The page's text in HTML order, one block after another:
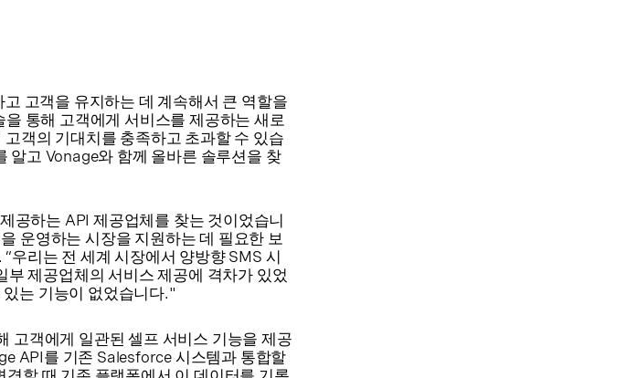
고객을 유지하는 데 계속해서 큰 역할을
통해 고객에게 서비스를 제공하는 새로
객의 기대치를 충족하고 초과할 수 있습
알고 Vonage와 함께 올바른 솔루션을 찾
공하는 API 제공업체를 찾는 것이었습니
운영하는 시장을 지원하는 데 필요한 보
우리는 전 세계 시장에서 양방향 SMS 시
제공업체의 서비스 제공에 격차가 있었
는 기능이 없었습니다."
고객에게 일관된 셀프 서비스 기능을 제공
API를 기존 Salesforce 시스템과 통합할